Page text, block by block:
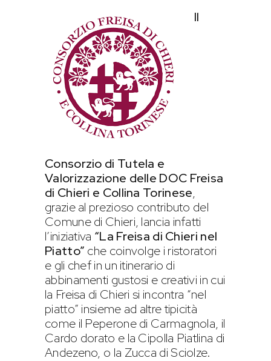
Il
Consorzio di Tutela e
Valorizzazione delle DOC Freisa
di Chieri e Collina Torinese,
grazie al prezioso contributo del
Comune di Chieri, lancia infatti
l’iniziativa “La Freisa di Chieri nel
Piatto” che coinvolge i ristoratori
e gli chef in un itinerario di
abbinamenti gustosi e creativi in cui
la Freisa di Chieri si incontra “nel
piatto” insieme ad altre tipicità
come il Peperone di Carmagnola, il
Cardo dorato e la Cipolla Piatlina di
Andezeno, o la Zucca di Sciolze.